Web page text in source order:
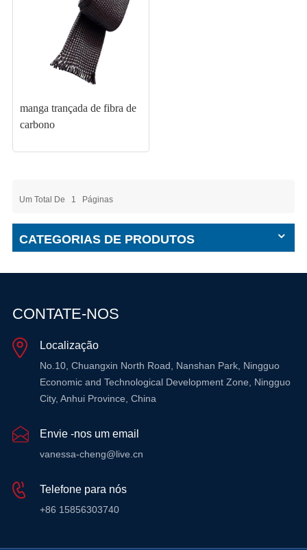
manga trançada de fibra de
carbono
Um Total De 1 Páginas
CATEGORIAS DE PRODUTOS
CONTATE-NOS
Localização
No.10, Chuangxin North Road, Nanshan Park, Ningguo
Economic and Technological Development Zone, Ningguo
City, Anhui Province, China
Envie -nos um email
vanessa-cheng@live.cn
Telefone para nós
+86 15856303740